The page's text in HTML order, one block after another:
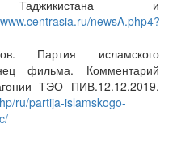
Таджикистана и
newsA.php4?
Партия исламского
фильма. Комментарий
ТЭО ПИВ.12.12.2019.
ru/partija-islamskogo-